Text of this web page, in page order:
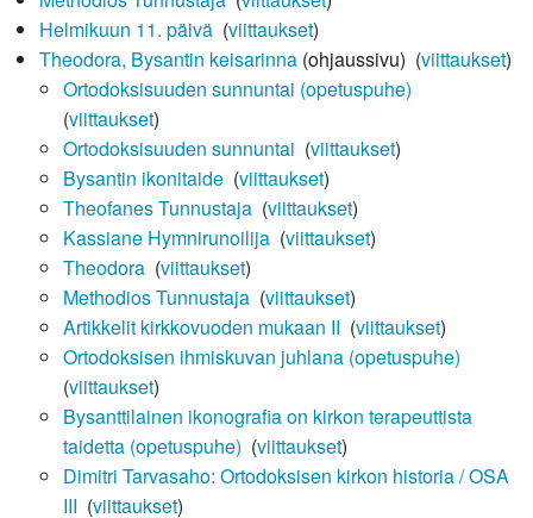
Helmikuun 11. päivä‎ (viittaukset)
Theodora, Bysantin keisarinna(ohjaussivu) ‎ (viittaukset)
Ortodoksisuuden sunnuntai (opetuspuhe)
(viittaukset)
Ortodoksisuuden sunnuntai (viittaukset)
Bysantin ikonitaide‎ (viittaukset)
Theofanes Tunnustaja‎ (viittaukset)
Kassiane Hymnirunoilija‎ (viittaukset)
Theodora‎ (viittaukset)
Methodios Tunnustaja‎ (viittaukset)
Artikkelit kirkkovuoden mukaan II (viittaukset)
Ortodoksisen ihmiskuvan juhlana (opetuspuhe)
(viittaukset)
Bysanttilainen ikonografia on kirkon terapeuttista
taidetta (opetuspuhe) (viittaukset)
Dimitri Tarvasaho: Ortodoksisen kirkon historia / OSA
III (viittaukset)